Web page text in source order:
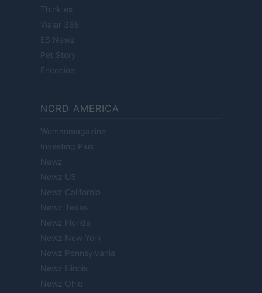
Think.es
Viajar 365
ES Newz
Pet Story
Encocina
NORD AMERICA
Womanmagazine
Investing Plus
Newz
Newz US
Newz California
Newz Texas
Newz Florida
Newz New York
Newz Pennsylvania
Newz Illinois
Newz Ohio